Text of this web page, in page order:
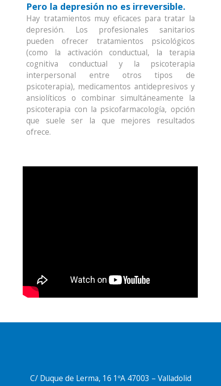
Pero la depresión no es irreversible.
Hay tratamientos muy eficaces para tratar la
depresión. Los profesionales sanitarios
pueden ofrecer tratamientos psicológicos
(como la activación conductual, la terapia
cognitiva conductual y la psicoterapia
interpersonal entre otros tipos de
psicoterapia), medicamentos antidepresivos y
ansiolíticos o combinar simultáneamente la
psicoterapia con la psicofarmacología, opción
que suele ser la que mejores resultados
ofrece.
C/ Duque de Lerma, 16 1ºA 47003 – Valladolid